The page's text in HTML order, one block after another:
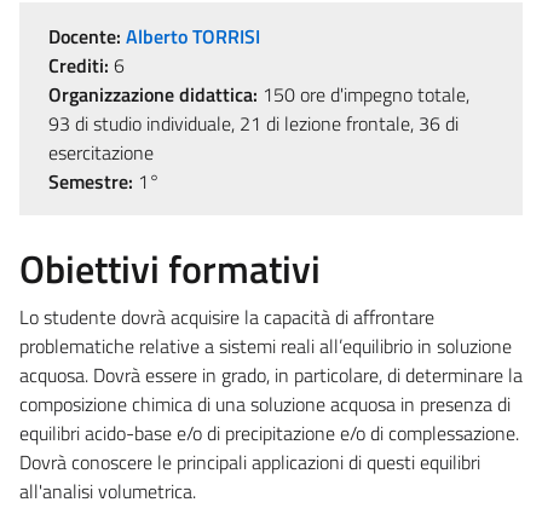
Docente: Alberto TORRISI
Crediti: 6
Organizzazione didattica: 150 ore d'impegno totale,
93 di studio individuale, 21 di lezione frontale, 36 di
esercitazione
Semestre: 1°
Obiettivi formativi
Lo studente dovrà acquisire la capacità di affrontare
problematiche relative a sistemi reali all’equilibrio in soluzione
acquosa. Dovrà essere in grado, in particolare, di determinare la
composizione chimica di una soluzione acquosa in presenza di
equilibri acido-base e/o di precipitazione e/o di complessazione.
Dovrà conoscere le principali applicazioni di questi equilibri
all'analisi volumetrica.